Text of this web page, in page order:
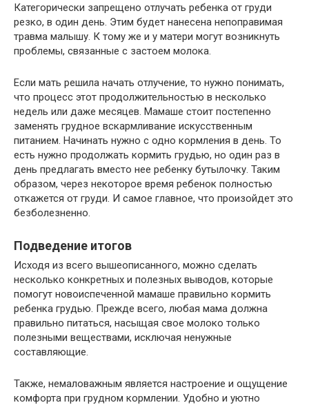
Категорически запрещено отлучать ребенка от груди
резко, в один день. Этим будет нанесена непоправимая
травма малышу. К тому же и у матери могут возникнуть
проблемы, связанные с застоем молока.
Если мать решила начать отлучение, то нужно понимать,
что процесс этот продолжительностью в несколько
недель или даже месяцев. Мамаше стоит постепенно
заменять грудное вскармливание искусственным
питанием. Начинать нужно с одно кормления в день. То
есть нужно продолжать кормить грудью, но один раз в
день предлагать вместо нее ребенку бутылочку. Таким
образом, через некоторое время ребенок полностью
откажется от груди. И самое главное, что произойдет это
безболезненно.
Подведение итогов
Исходя из всего вышеописанного, можно сделать
несколько конкретных и полезных выводов, которые
помогут новоиспеченной мамаше правильно кормить
ребенка грудью. Прежде всего, любая мама должна
правильно питаться, насыщая свое молоко только
полезными веществами, исключая ненужные
составляющие.
Также, немаловажным является настроение и ощущение
комфорта при грудном кормлении. Удобно и уютно